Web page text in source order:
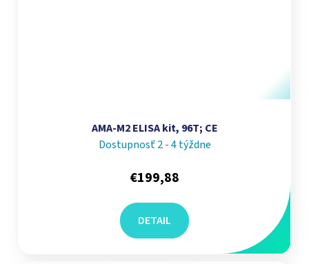
AMA-M2 ELISA kit, 96T; CE
Dostupnosť 2 - 4 týždne
€199,88
DETAIL